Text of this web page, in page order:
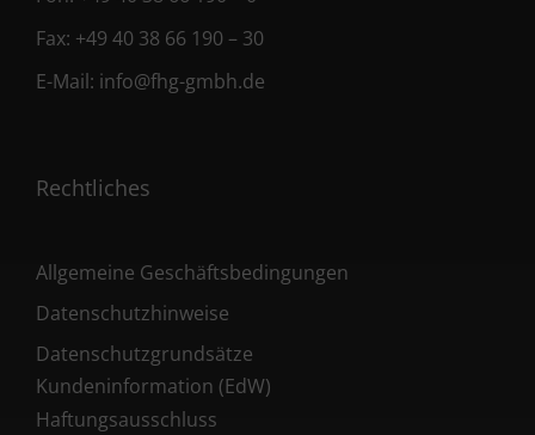
Fax: +49 40 38 66 190 – 30
E-Mail: info@fhg-gmbh.de
Rechtliches
Allgemeine Geschäftsbedingungen
Datenschutzhinweise
Datenschutzgrundsätze
Kundeninformation (EdW)
Haftungsausschluss